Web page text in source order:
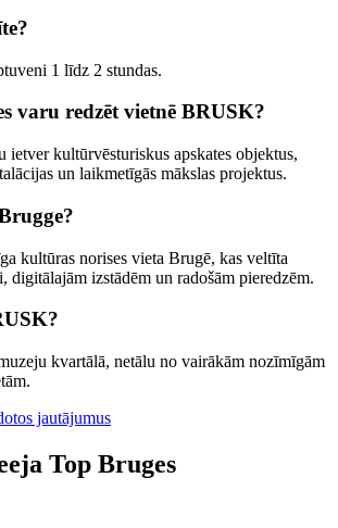
1 līdz 2 stundas.
varu redzēt vietnē BRUSK?
ietver kultūrvēsturiskus apskates objektus,
un laikmetīgās mākslas projektus.
kultūras norises vieta Brugē, kas veltīta
digitālajām izstādēm un radošām pieredzēm.
kvartālā, netālu no vairākām nozīmīgām
jautājumus
Top Bruges